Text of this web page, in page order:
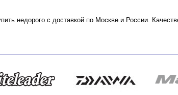
недорого с доставкой по Москве и России.